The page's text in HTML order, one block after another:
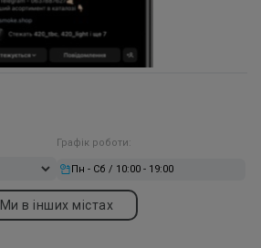
Графік роботи:
Пн - Сб / 10:00 - 19:00
Ми в інших містах